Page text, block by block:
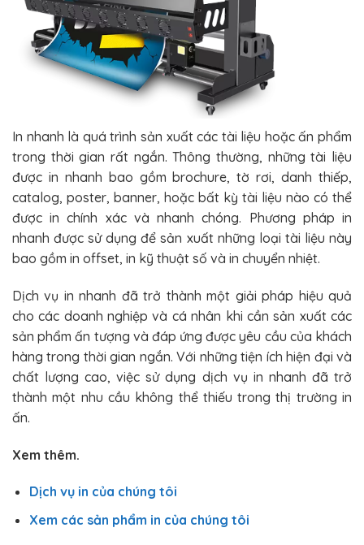
In nhanh là quá trình sản xuất các tài liệu hoặc ấn phẩm
trong thời gian rất ngắn. Thông thường, những tài liệu
được in nhanh bao gồm brochure, tờ rơi, danh thiếp,
catalog, poster, banner, hoặc bất kỳ tài liệu nào có thể
được in chính xác và nhanh chóng. Phương pháp in
nhanh được sử dụng để sản xuất những loại tài liệu này
bao gồm in offset, in kỹ thuật số và in chuyển nhiệt.
Dịch vụ in nhanh đã trở thành một giải pháp hiệu quả
cho các doanh nghiệp và cá nhân khi cần sản xuất các
sản phẩm ấn tượng và đáp ứng được yêu cầu của khách
hàng trong thời gian ngắn. Với những tiện ích hiện đại và
chất lượng cao, việc sử dụng dịch vụ in nhanh đã trở
thành một nhu cầu không thể thiếu trong thị trường in
ấn.
Xem thêm.
Dịch vụ in của chúng tôi
Xem các sản phẩm in của chúng tôi